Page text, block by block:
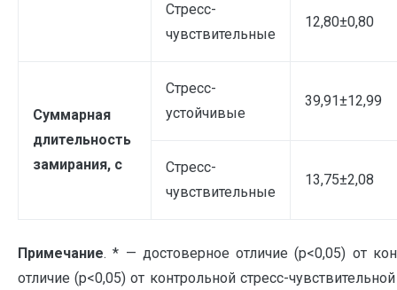
Стресс-
чувствительные
12,80±0,80
Суммарная
длительность
замирания, с
Стресс-
устойчивые
39,91±12,99
Стресс-
чувствительные
13,75±2,08
Примечание. * — достоверное отличие (p<0,05) от
отличие (p<0,05) от контрольной стресс-